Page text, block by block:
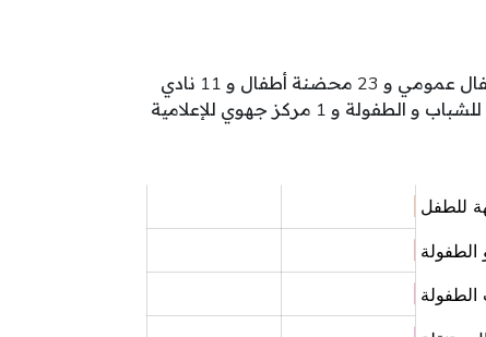
تنشط بولاية المنستير 574 مؤسسة طفولة تتوزع كالآتي: 320 روضة أطفال و 187 محضنة مدرسية و 25 نادي أطفال عمومي و 23 محضنة أطفال و 11 نادي
أطفال خاص و 2 فضاء طفولة مبكرة و 2 روضة عمومية و 1 نادي أطفال متنقل و 1 مركب طفولة و 1 مركز مندمج للشباب و الطفولة و 1 مركز جهوي للإعلامية